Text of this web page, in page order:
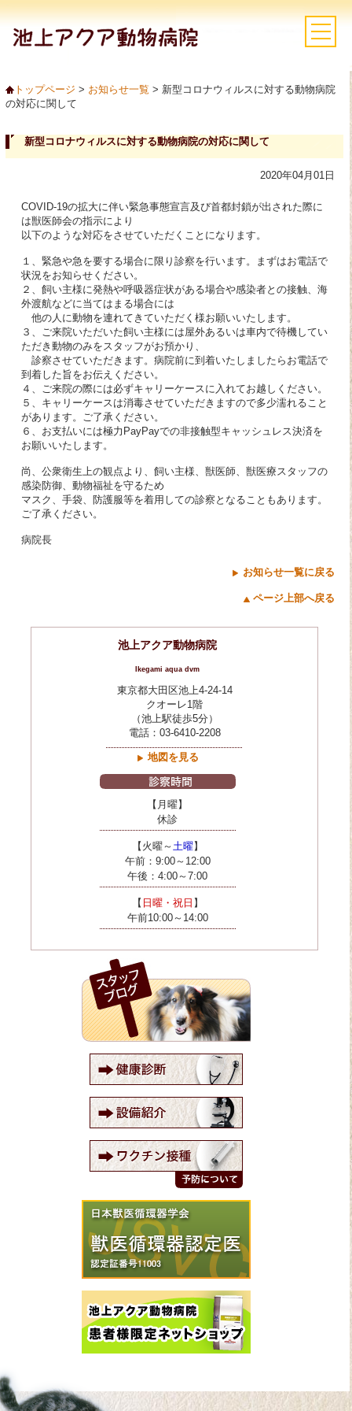
トップページ > お知らせ一覧 > 新型コロナウィルスに対する動物病院
の対応に関して
新型コロナウィルスに対する動物病院の対応に関して
2020年04月01日
COVID-19の拡大に伴い緊急事態宣言及び首都封鎖が出された際に
は獣医師会の指示により
以下のような対応をさせていただくことになります。
１、緊急や急を要する場合に限り診察を行います。まずはお電話で
状況をお知らせください。
２、飼い主様に発熱や呼吸器症状がある場合や感染者との接触、海
外渡航などに当てはまる場合には
他の人に動物を連れてきていただく様お願いいたします。
３、ご来院いただいた飼い主様には屋外あるいは車内で待機してい
ただき動物のみをスタッフがお預かり、
診察させていただきます。病院前に到着いたしましたらお電話で
到着した旨をお伝えください。
４、ご来院の際には必ずキャリーケースに入れてお越しください。
５、キャリーケースは消毒させていただきますので多少濡れること
があります。ご了承ください。
６、お支払いには極力PayPayでの非接触型キャッシュレス決済を
お願いいたします。
尚、公衆衛生上の観点より、飼い主様、獣医師、獣医療スタッフの
感染防御、動物福祉を守るため
マスク、手袋、防護服等を着用しての診察となることもあります。
ご了承ください。
病院長
お知らせ一覧に戻る
ページ上部へ戻る
池上アクア動物病院
Ikegami aqua dvm
東京都大田区池上4-24-14
クオーレ1階
（池上駅徒歩5分）
電話：03-6410-2208
地図を見る
【月曜】
休診
【火曜～ 土曜】
午前：9:00～12:00
午後：4:00～7:00
【 日曜・祝日 】
午前10:00～14:00